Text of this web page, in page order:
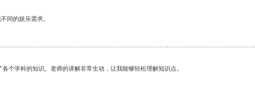
同的娱乐需求。
个学科的知识。老师的讲解非常生动，让我能够轻松理解知识点。